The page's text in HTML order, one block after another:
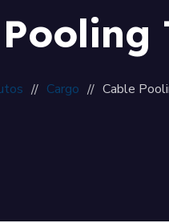
Cargo Cable